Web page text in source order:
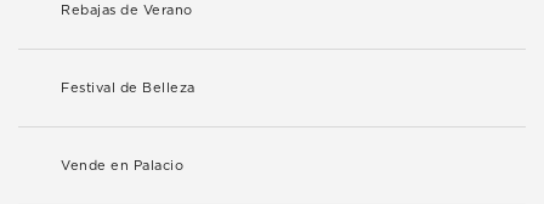
Rebajas de Verano
Festival de Belleza
Vende en Palacio